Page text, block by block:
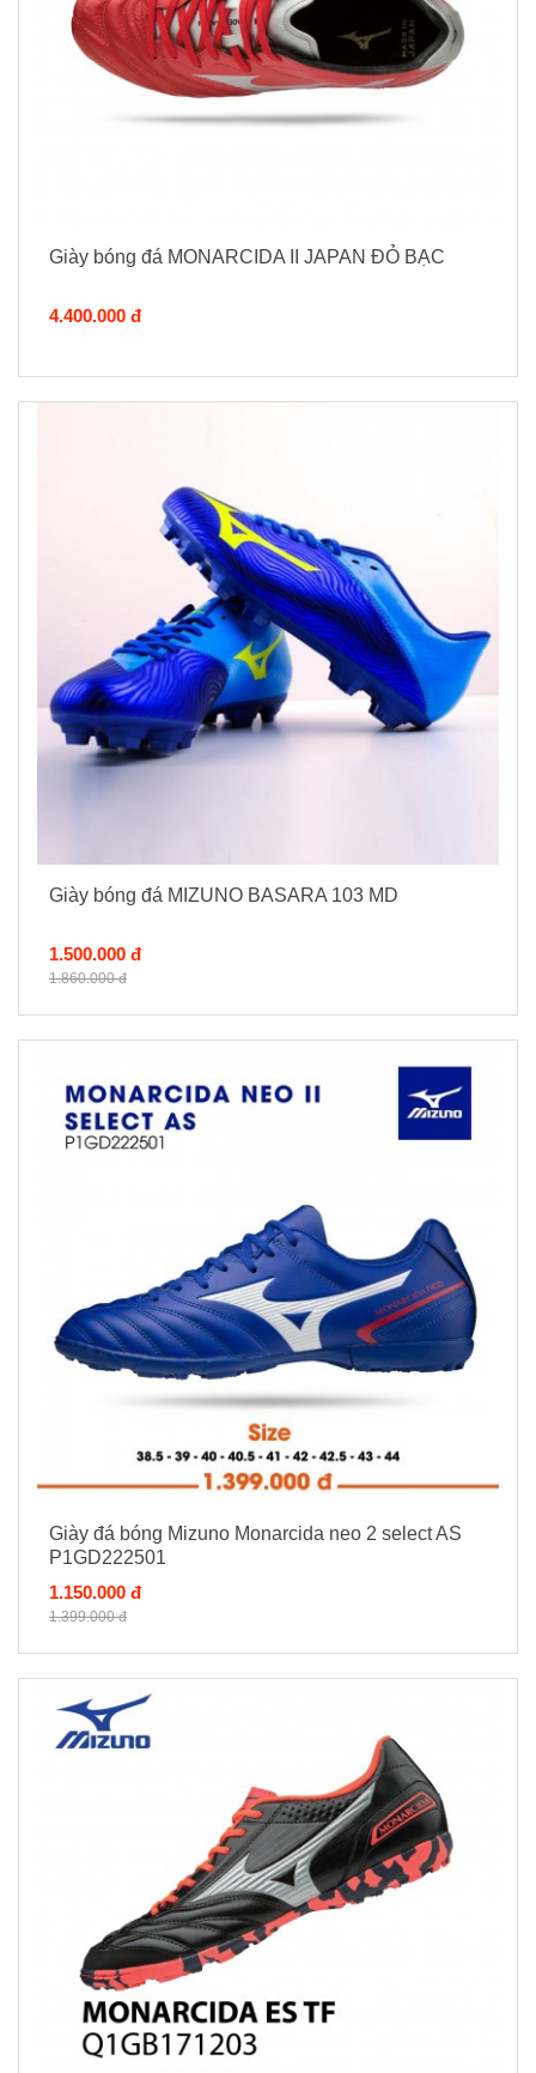
Giày bóng đá MONARCIDA II JAPAN ĐỎ BẠC
4.400.000 đ
Giày bóng đá MIZUNO BASARA 103 MD
1.500.000 đ
1.860.000 đ
Giày đá bóng Mizuno Monarcida neo 2 select AS
P1GD222501
1.150.000 đ
1.399.000 đ